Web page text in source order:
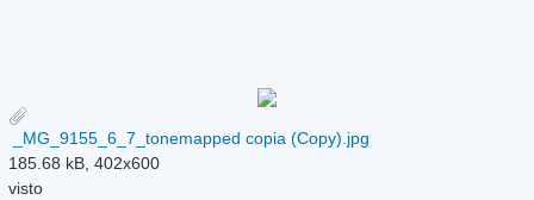
_MG_9155_6_7_tonemapped copia (Copy).jpg
185.68 kB, 402x600
visto